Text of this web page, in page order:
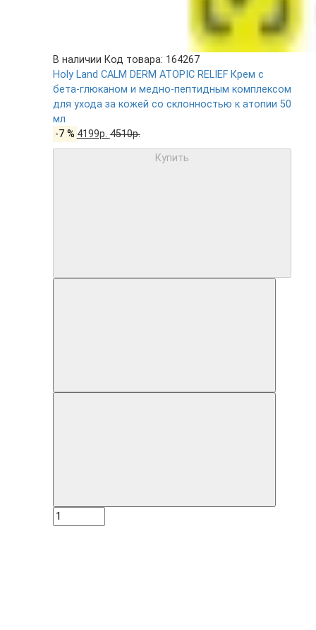
В наличии Код товара: 164267
Holy Land CALM DERM ATOPIC RELIEF Крем с
бета-глюканом и медно-пептидным комплексом
для ухода за кожей со склонностью к атопии 50
мл
-7 % 4199р.4510р.
Купить